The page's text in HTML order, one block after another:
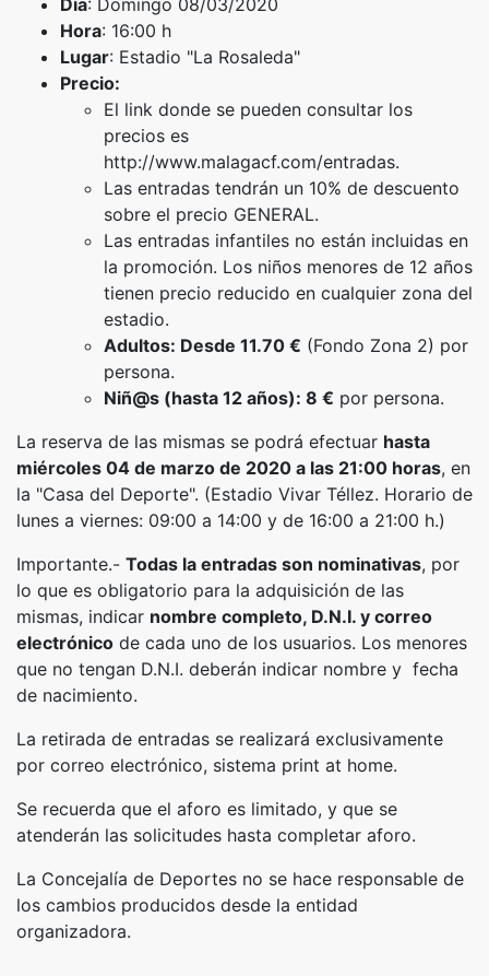
Hora: 16:00 h
Lugar: Estadio "La Rosaleda"
Precio:
El link donde se pueden consultar los
precios es
http://www.malagacf.com/entradas.
Las entradas tendrán un 10% de descuento
sobre el precio GENERAL.
Las entradas infantiles no están incluidas en
la promoción. Los niños menores de 12 años
tienen precio reducido en cualquier zona del
estadio.
Adultos: Desde 11.70 € (Fondo Zona 2) por
persona.
Niñ@s (hasta 12 años): 8 € por persona.
La reserva de las mismas se podrá efectuar hasta
miércoles 04 de marzo de 2020 a las 21:00 horas, en
la "Casa del Deporte". (Estadio Vivar Téllez. Horario de
lunes a viernes: 09:00 a 14:00 y de 16:00 a 21:00 h.)
Importante.- Todas la entradas son nominativas, por
lo que es obligatorio para la adquisición de las
mismas, indicar nombre completo, D.N.I. y correo
electrónico de cada uno de los usuarios. Los menores
que no tengan D.N.I. deberán indicar nombre y fecha
de nacimiento.
La retirada de entradas se realizará exclusivamente
por correo electrónico, sistema print at home.
Se recuerda que el aforo es limitado, y que se
atenderán las solicitudes hasta completar aforo.
La Concejalía de Deportes no se hace responsable de
los cambios producidos desde la entidad
organizadora.